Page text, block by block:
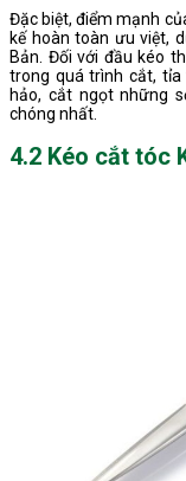
Đặc biệt, điểm mạnh
kế hoàn toàn ưu việt,
Bản. Đối với đầu kéo
trong quá trình cắt, tỉa
hảo, cắt ngọt những
chóng nhất.
4.2 Kéo cắt tóc